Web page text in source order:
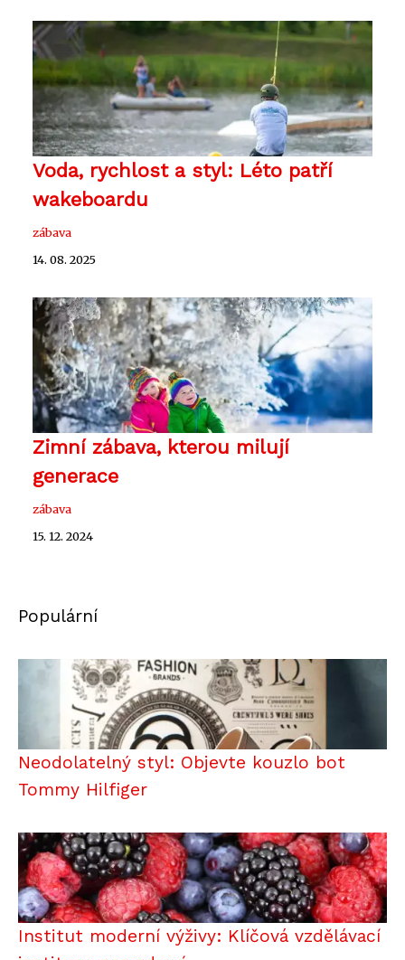
Voda, rychlost a styl: Léto patří
wakeboardu
zábava
14. 08. 2025
Zimní zábava, kterou milují
generace
zábava
15. 12. 2024
Populární
Neodolatelný styl: Objevte kouzlo bot
Tommy Hilfiger
Institut moderní výživy: Klíčová vzdělávací